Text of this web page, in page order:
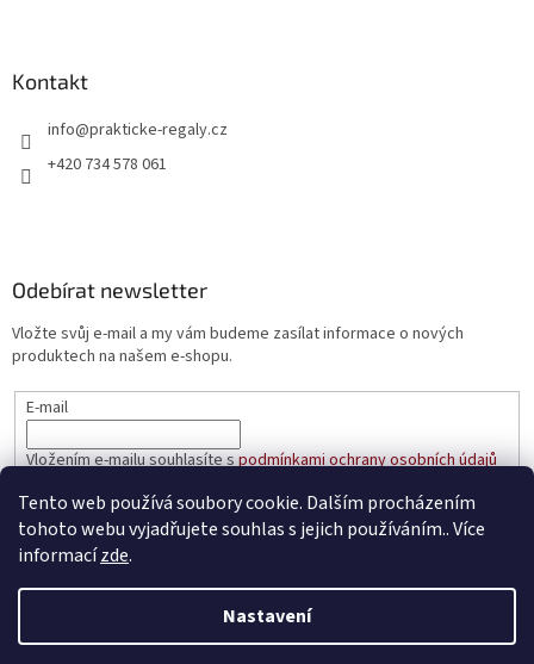
Tento web používá soubory cookie. Dalším procházením
tohoto webu vyjadřujete souhlas s jejich používáním.. Více
informacízde.
Nastavení
Kontakt
info@prakticke-regaly.cz
+420 734 578 061
Odebírat newsletter
Vložte svůj e-mail a my vám budeme zasílat informace o nových
produktech na našem e-shopu.
E-mail
Vložením e-mailu souhlasíte spodmínkami ochrany osobních údajů
PŘIHLÁSIT SE
Vytvořil Shoptet